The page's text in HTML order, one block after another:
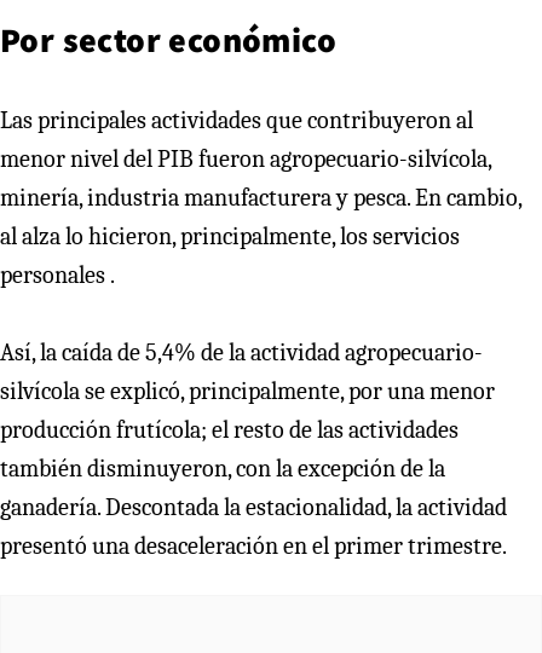
Por sector económico
Las principales actividades que contribuyeron al
menor nivel del PIB fueron agropecuario-silvícola,
minería, industria manufacturera y pesca. En cambio,
al alza lo hicieron, principalmente, los servicios
personales .
Así, la caída de 5,4% de la actividad agropecuario-
silvícola se explicó, principalmente, por una menor
producción frutícola; el resto de las actividades
también disminuyeron, con la excepción de la
ganadería. Descontada la estacionalidad, la actividad
presentó una desaceleración en el primer trimestre.